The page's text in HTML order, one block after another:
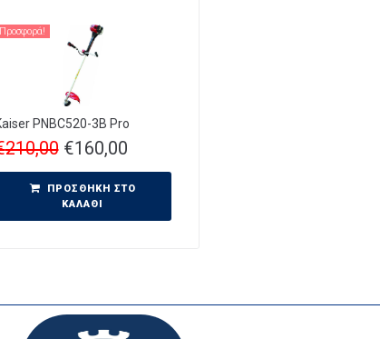
Προσφορά!
PNBC520-3B Pro
210,00 €160,00
ΠΡΟΣΘΉΚΗ ΣΤΟ
ΚΑΛΆΘΙ